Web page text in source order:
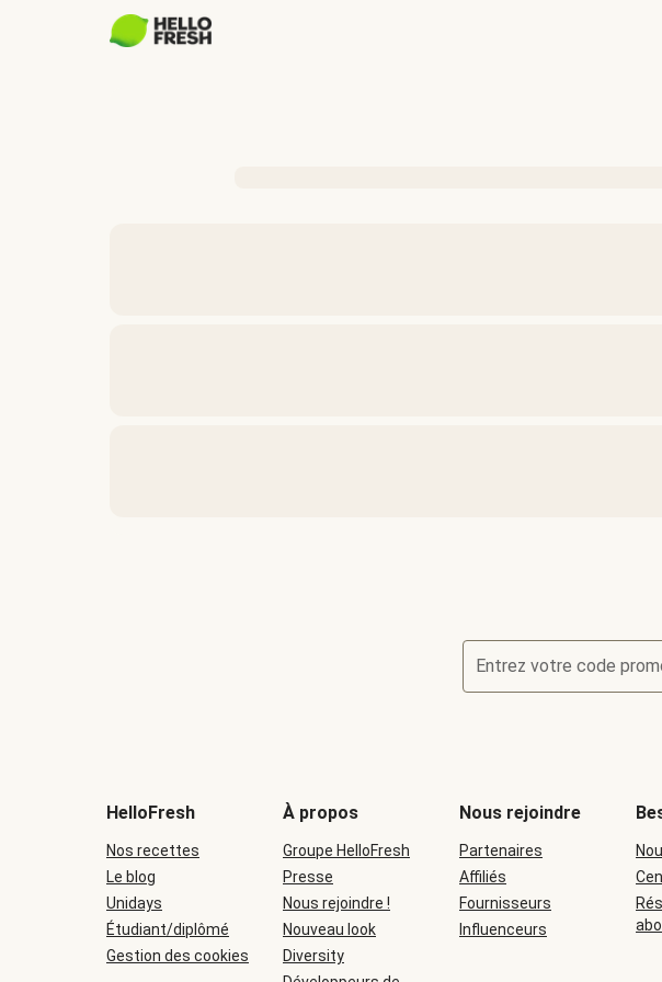
Entrez votre code
HelloFresh
Nos recettes
Le blog
Unidays
Étudiant/diplômé
Gestion des cookies
À propos
Groupe HelloFresh
Presse
Nous rejoindre !
Nouveau look
Diversity
Nous rejoindre
Partenaires
Affiliés
Fournisseurs
Influenceurs